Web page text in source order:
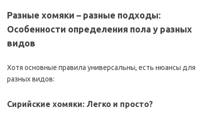
Разные хомяки – разные подходы:
Особенности определения пола у разных
видов
Хотя основные правила универсальны, есть нюансы для
разных видов:
Сирийские хомяки: Легко и просто?